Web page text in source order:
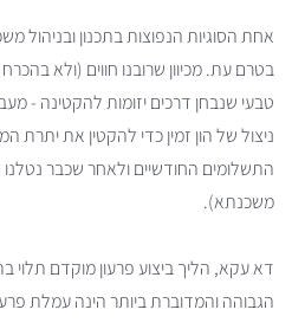
אחת הסוגיות הנפוצות בתכנון ובניהול
בטרם עת. מכיוון שרובנו חווים (ולא
טבעי שנבחן דרכים יזומות להקטינה -
ניצול של הון זמין כדי להקטין את
התשלומים החודשיים ולאחר שכבר
משכנתא).
דא עקא, הליך ביצוע פרעון מוקדם
הגבוהה והמדוברת ביותר הינה עמלת